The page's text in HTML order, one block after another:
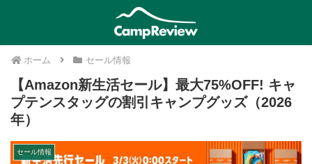
ホーム セール情報
【Amazon新生活セール】最大75%OFF! キャ
プテンスタッグの割引キャンプグッズ（2026
年）
セール情報